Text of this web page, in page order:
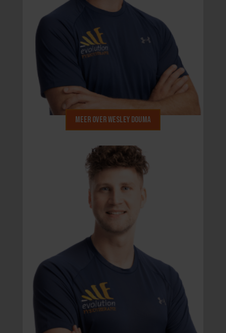
Meer over Wesley Douma